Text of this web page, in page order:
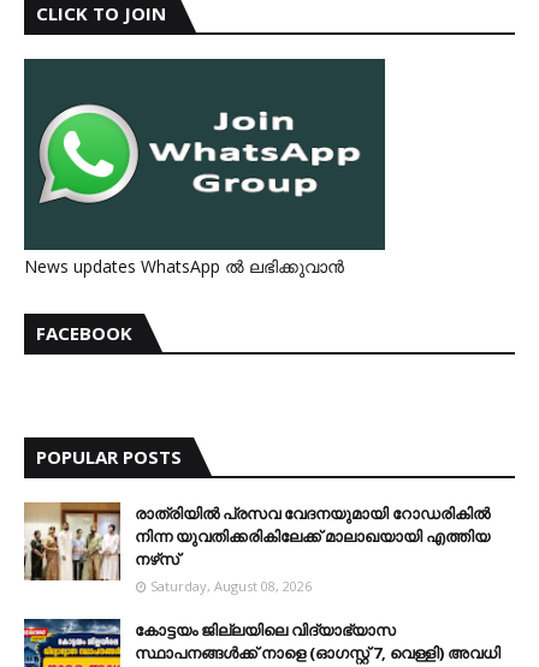
CLICK TO JOIN
News updates WhatsApp ൽ ലഭിക്കുവാൻ
FACEBOOK
POPULAR POSTS
രാത്രിയില്‍ പ്രസവ വേദനയുമായി റോഡരികില്‍
നിന്ന യുവതിക്കരികിലേക്ക് മാലാഖയായി എത്തിയ
നഴ്‌സ്
Saturday, August 08, 2026
കോട്ടയം ജില്ലയിലെ വിദ്യാഭ്യാസ
സ്ഥാപനങ്ങള്‍ക്ക് നാളെ (ഓഗസ്റ്റ് 7, വെള്ളി) അവധി